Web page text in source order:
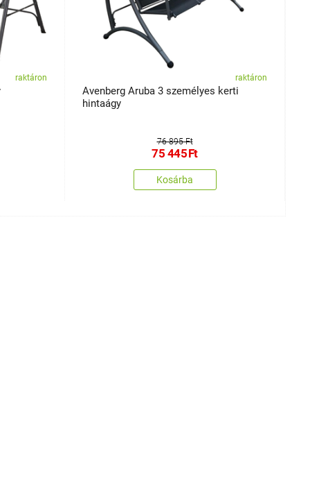
raktáron raktáron
Avenberg Aruba 3 személyes kerti
hintaágy
76 895 Ft
75 445Ft
Kosárba